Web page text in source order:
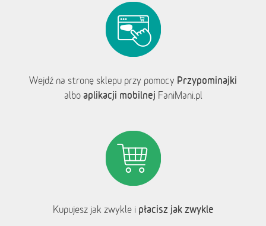
Wejdź na stronę sklepu przy pomocy Przypominajki
albo aplikacji mobilnej FaniMani.pl
Kupujesz jak zwykle i płacisz jak zwykle